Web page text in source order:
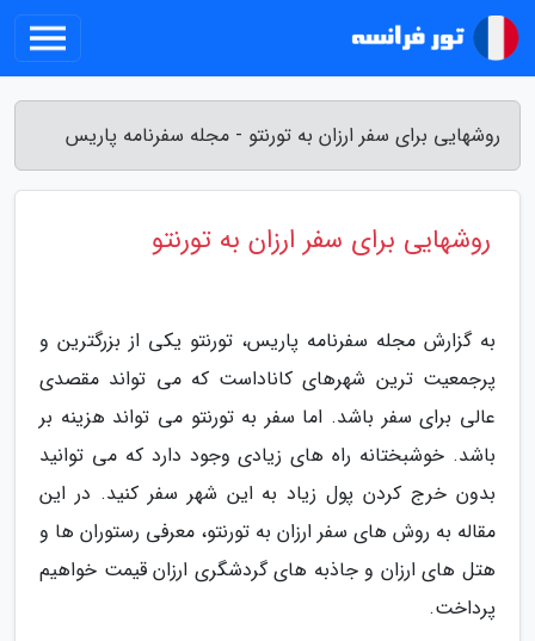
روشهایی برای سفر ارزان به تورنتو - مجله سفرنامه پاریس
روشهایی برای سفر ارزان به تورنتو
به گزارش مجله سفرنامه پاریس، تورنتو یکی از بزرگترین و
پرجمعیت ترین شهرهای کاناداست که می تواند مقصدی
عالی برای سفر باشد. اما سفر به تورنتو می تواند هزینه بر
باشد. خوشبختانه راه های زیادی وجود دارد که می توانید
بدون خرج کردن پول زیاد به این شهر سفر کنید. در این
مقاله به روش های سفر ارزان به تورنتو، معرفی رستوران ها و
هتل های ارزان و جاذبه های گردشگری ارزان قیمت خواهیم
پرداخت.